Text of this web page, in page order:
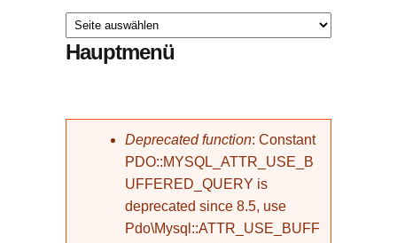
Hauptmenü
Fehlermeldung
Deprecated function: Constant
PDO::MYSQL_ATTR_USE_B
UFFERED_QUERY is
deprecated since 8.5, use
Pdo\Mysql::ATTR_USE_BUFF